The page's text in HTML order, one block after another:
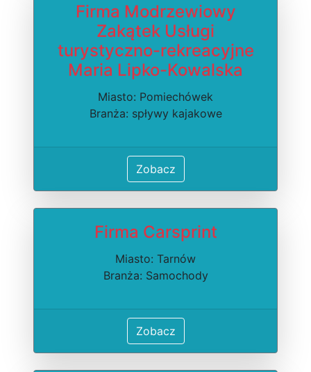
Firma Modrzewiowy
Zakątek Usługi
turystyczno-rekreacyjne
Maria Lipko-Kowalska
Miasto: Pomiechówek
Branża: spływy kajakowe
Zobacz
Firma Carsprint
Miasto: Tarnów
Branża: Samochody
Zobacz